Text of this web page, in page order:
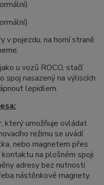
v pojezdu, na horní straně
u vozů ROCO, stačí
spoj nasazený na výliscích
lepidlem.
který umožňuje ovládat
režimu se uvádí
nebo magnetem přes
na plošném spoji
adresy bez nutnosti
nástěnkové magnety.